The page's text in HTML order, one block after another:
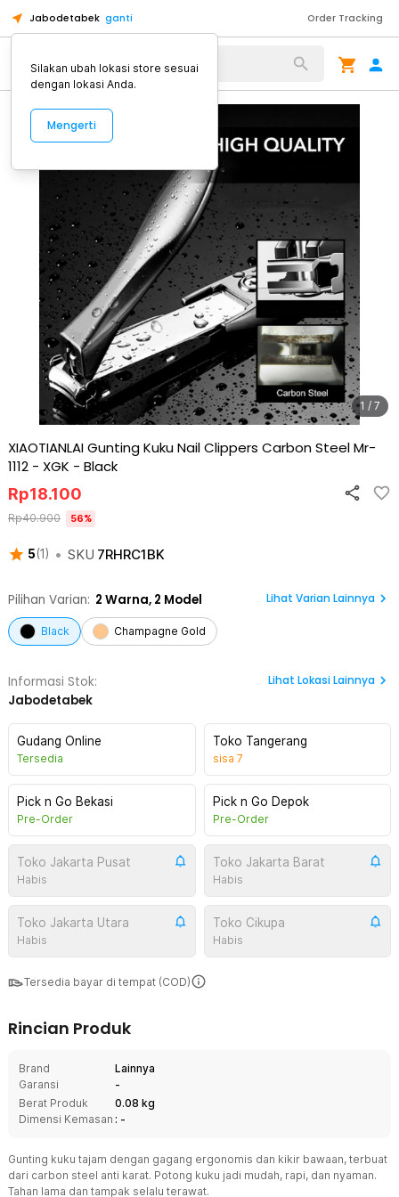
Jabodetabek ganti Order Tracking
Alat Kopi
1 / 7
XIAOTIANLAI Gunting Kuku Nail Clippers Carbon Steel Mr-
1112 - XGK - Black
5(1 ) • SKU 7RHRC1BK
Rp18.100
Rp40.900 56%
Pilihan Varian: 2 Warna, 2 Model Lihat Varian Lainnya
Black Champagne Gold
Informasi Stok:
Jabodetabek
Lihat Lokasi Lainnya
Gudang Online
Tersedia
Toko Tangerang
sisa 7
Pick n Go Bekasi
Pre-Order
Pick n Go Depok
Pre-Order
Toko Jakarta Pusat
Habis
Toko Jakarta Barat
Habis
Toko Jakarta Utara
Habis
Toko Cikupa
Habis
Tersedia bayar di tempat (COD)
Rincian Produk
Brand
Lainnya
Garansi
-
Berat Produk
0.08 kg
Dimensi Kemasan : -
Gunting kuku tajam dengan gagang ergonomis dan kikir bawaan, terbuat
dari carbon steel anti karat. Potong kuku jadi mudah, rapi, dan nyaman.
Tahan lama dan tampak selalu terawat.
Silakan ubah lokasi store sesuai
dengan lokasi Anda.
Mengerti